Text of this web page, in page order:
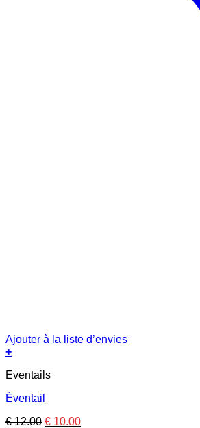
Ajouter à la liste d’envies
+
Eventails
Éventail
€12.00 Le
€ 10.00Le